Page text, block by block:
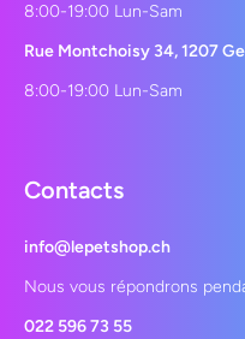
8:00-19:00 Lun-Sam
Rue Montchoisy 34, 1207
8:00-19:00 Lun-Sam
Contacts
info@lepetshop.ch
Nous vous répondrons
022 596 73 55